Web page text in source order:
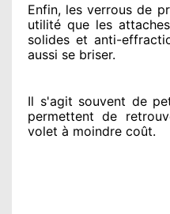
Enfin, les verrous de
utilité que les
solides et anti-
aussi se briser.
Il s'agit souvent de
permettent de
volet à moindre coût.